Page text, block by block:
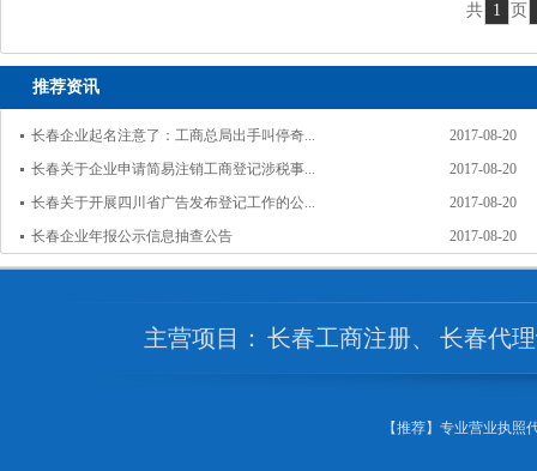
共 1 页
推荐资讯
长春企业起名注意了：工商总局出手叫停奇...
2017-08-20
长春关于企业申请简易注销工商登记涉税事...
2017-08-20
长春关于开展四川省广告发布登记工作的公...
2017-08-20
长春企业年报公示信息抽查公告
2017-08-20
主营项目： 长春工商注册、 长春代
【推荐】专业营业执照